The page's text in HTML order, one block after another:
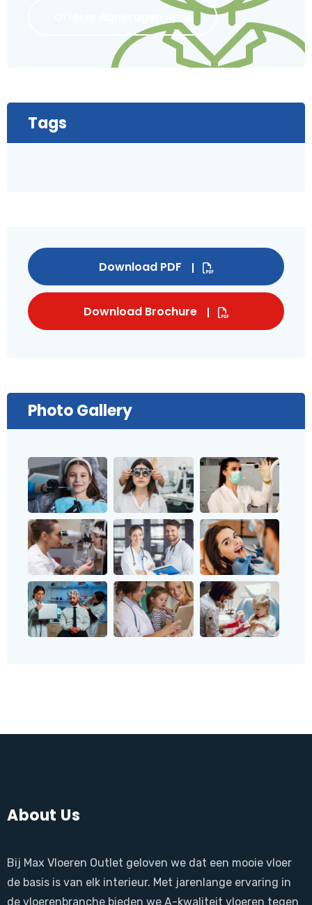
Tags
Download PDF
Download Brochure
Photo Gallery
About Us
Bij Max Vloeren Outlet geloven we dat een mooie vloer
de basis is van elk interieur. Met jarenlange ervaring in
de vloerenbranche bieden we A-kwaliteit vloeren tegen